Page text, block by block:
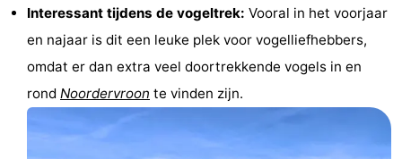
&
Steden
Natuur
Rondleidingen
Sporten
Interessant tijdens de vogeltrek: Vooral in het voorjaar
en najaar is dit een leuke plek voor vogelliefhebbers,
omdat er dan extra veel doortrekkende vogels in en
rond Noordervroon te vinden zijn.